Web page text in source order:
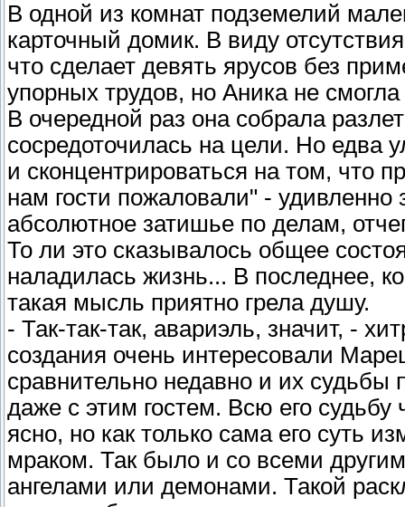
В одной из комнат подземелий
карточный домик. В виду
что сделает девять ярусов без
упорных трудов, но Аника не
В очередной раз она собрала
сосредоточилась на цели. Но едва
и сконцентрироваться на том, что
нам гости пожаловали" -
абсолютное затишье по делам,
То ли это сказывалось общее
наладилась жизнь... В последнее,
такая мысль приятно грела душу.
- Так-так-так, авариэль, значит, -
создания очень интересовали
сравнительно недавно и их судьбы
даже с этим гостем. Всю его судьбу
ясно, но как только сама его суть
мраком. Так было и со всеми
ангелами или демонами. Такой